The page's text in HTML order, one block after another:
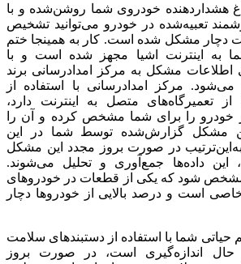
هشداردهنده خودروی شما روشن‌شده و با
تعبیه‌شده در خودرو می‌توانید تشخیص
دچار مشکل شده است. کار به همینجا ختم
به اینترنت اشیا مجهز شده است و با
اطلاعات مشکل به مرکز امدادرسانی برند
مرکز امدادرسانی با استفاده از
تعمیرگاه‌های متصل به اینترنت دارد،
خودرو را برای شما مشخص کرده و آن را
مشکل گزارش‌شده توسط شما در این
در صورت بروز مجدد این مشکل
این داده‌ها جمع‌آوری و تحلیل می‌شوند.
شود که یکی از قطعات در خودروهای
است و درصد بالایی از خودرو‌ها دچار
حیاتی شما با استفاده از دستبندهای سلامت
حال اندازه‌گیری است، در صورت بروز